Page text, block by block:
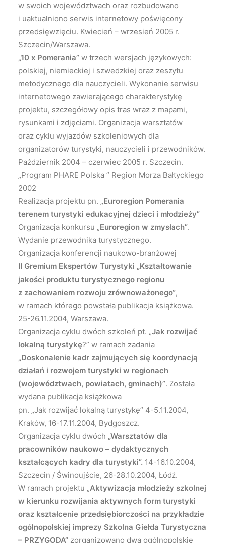
w swoich województwach oraz rozbudowano
i uaktualniono serwis internetowy poświęcony
przedsięwzięciu. Kwiecień – wrzesień 2005 r.
Szczecin/Warszawa.
„10 x Pomerania” w trzech wersjach językowych:
polskiej, niemieckiej i szwedzkiej oraz zeszytu
metodycznego dla nauczycieli. Wykonanie serwisu
internetowego zawierającego charakterystykę
projektu, szczegółowy opis tras wraz z mapami,
rysunkami i zdjęciami. Organizacja warsztatów
oraz cyklu wyjazdów szkoleniowych dla
organizatorów turystyki, nauczycieli i przewodników.
Październik 2004 – czerwiec 2005 r. Szczecin.
„Program PHARE Polska ” Region Morza Bałtyckiego
2002
Realizacja projektu pn. „Euroregion Pomerania
terenem turystyki edukacyjnej dzieci i młodzieży”
Organizacja konkursu „Euroregion w zmysłach”.
Wydanie przewodnika turystycznego.
Organizacja konferencji naukowo-branżowej
II Gremium Ekspertów Turystyki „Kształtowanie
jakości produktu turystycznego regionu
z zachowaniem rozwoju zrównoważonego”,
w ramach którego powstała publikacja książkowa.
25-26.11.2004, Warszawa.
Organizacja cyklu dwóch szkoleń pt. „Jak rozwijać
lokalną turystykę?” w ramach zadania
„Doskonalenie kadr zajmujących się koordynacją
działań i rozwojem turystyki w regionach
(województwach, powiatach, gminach)”. Została
wydana publikacja książkowa
pn. „Jak rozwijać lokalną turystykę” 4-5.11.2004,
Kraków, 16-17.11.2004, Bydgoszcz.
Organizacja cyklu dwóch „Warsztatów dla
pracowników naukowo – dydaktycznych
kształcących kadry dla turystyki”. 14-16.10.2004,
Szczecin / Świnoujście, 26-28.10.2004, Łódź.
W ramach projektu „Aktywizacja młodzieży szkolnej
w kierunku rozwijania aktywnych form turystyki
oraz kształcenie przedsiębiorczości na przykładzie
ogólnopolskiej imprezy Szkolna Giełda Turystyczna
– PRZYGODA” zorganizowano dwa ogólnopolskie